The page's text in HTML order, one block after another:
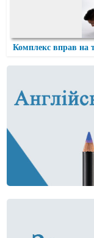
Комплекс вправ на